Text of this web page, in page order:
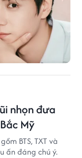
nhọn đưa
Mỹ
BTS, TXT và
ấn đáng chú ý.